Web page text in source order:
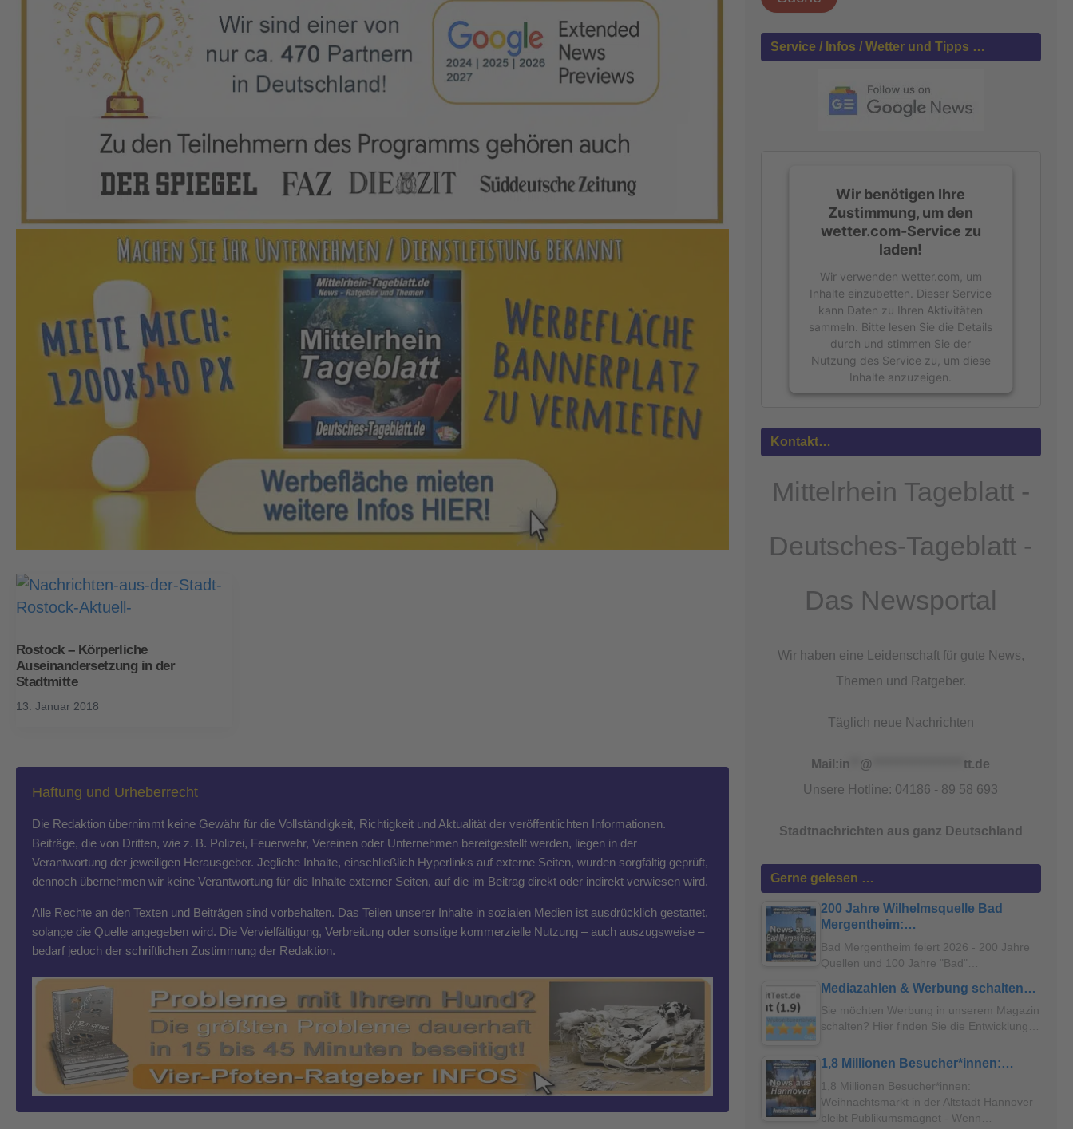
Rostock – Körperliche
Auseinandersetzung in der
Stadtmitte
13. Januar 2018
Haftung und Urheberrecht
Die Redaktion übernimmt keine Gewähr für die Vollständigkeit, Richtigkeit und Aktualität der veröffentlichten Informationen.
Beiträge, die von Dritten, wie z. B. Polizei, Feuerwehr, Vereinen oder Unternehmen bereitgestellt werden, liegen in der
Verantwortung der jeweiligen Herausgeber. Jegliche Inhalte, einschließlich Hyperlinks auf externe Seiten, wurden sorgfältig geprüft,
dennoch übernehmen wir keine Verantwortung für die Inhalte externer Seiten, auf die im Beitrag direkt oder indirekt verwiesen wird.
Alle Rechte an den Texten und Beiträgen sind vorbehalten. Das Teilen unserer Inhalte in sozialen Medien ist ausdrücklich gestattet,
solange die Quelle angegeben wird. Die Vervielfältigung, Verbreitung oder sonstige kommerzielle Nutzung – auch auszugsweise –
bedarf jedoch der schriftlichen Zustimmung der Redaktion.
h
n
Service / Infos / Wetter und Tipps …
Wir benötigen Ihre
Zustimmung, um den
wetter.com-Service zu
laden!
Wir verwenden wetter.com, um
Inhalte einzubetten. Dieser Service
kann Daten zu Ihren Aktivitäten
sammeln. Bitte lesen Sie die Details
durch und stimmen Sie der
Nutzung des Service zu, um diese
Inhalte anzuzeigen.
Informationen
Akzeptieren
powered byUsercentrics Consent
Management Platform&eRecht24
Kontakt…
Mittelrhein Tageblatt -
Deutsches-Tageblatt -
Das Newsportal
Wir haben eine Leidenschaft für gute News,
Themen und Ratgeber.
Täglich neue Nachrichten
Mail:in @ *******************tt.de
Unsere Hotline: 04186 - 89 58 693
Stadtnachrichten aus ganz Deutschland
Gerne gelesen …
200 Jahre Wilhelmsquelle Bad
Mergentheim:…
Bad Mergentheim feiert 2026 - 200 Jahre
Quellen und 100 Jahre "Bad"…
Mediazahlen & Werbung schalten…
Sie möchten Werbung in unserem Magazin
schalten? Hier finden Sie die Entwicklung…
1,8 Millionen Besucher*innen:…
1,8 Millionen Besucher*innen:
Weihnachtsmarkt in der Altstadt Hannover
bleibt Publikumsmagnet - Wenn…